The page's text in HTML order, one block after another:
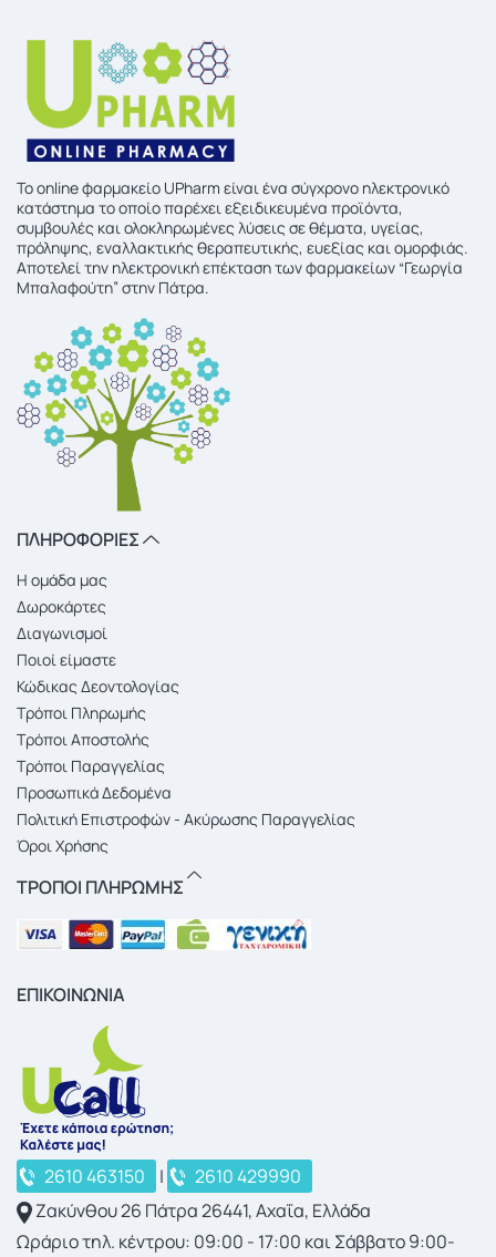
To online φαρμακείο UPharm είναι ένα σύγχρονο ηλεκτρονικό
κατάστημα το οποίο παρέχει εξειδικευμένα προϊόντα,
συμβουλές και ολοκληρωμένες λύσεις σε θέματα, υγείας,
πρόληψης, εναλλακτικής θεραπευτικής, ευεξίας και ομορφιάς.
Αποτελεί την ηλεκτρονική επέκταση των φαρμακείων “Γεωργία
Μπαλαφούτη” στην Πάτρα.
ΠΛΗΡΟΦΟΡΙΕΣ
Η ομάδα μας
Δωροκάρτες
Διαγωνισμοί
Ποιοί είμαστε
Κώδικας Δεοντολογίας
Τρόποι Πληρωμής
Τρόποι Αποστολής
Τρόποι Παραγγελίας
Προσωπικά Δεδομένα
Πολιτική Επιστροφών - Ακύρωσης Παραγγελίας
Όροι Χρήσης
ΤΡΟΠΟΙ ΠΛΗΡΩΜΗΣ
ΕΠΙΚΟΙΝΩΝΙΑ
2610 463150 |
2610 429990
Ζακύνθου 26 Πάτρα 26441, Αχαΐα, Ελλάδα
Ωράριο τηλ. κέντρου: 09:00 - 17:00 και Σάββατο 9:00-